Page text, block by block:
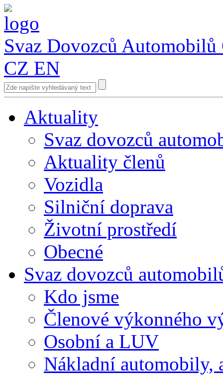
Svaz Dovozců Automobilů
CZ EN
Aktuality
Svaz dovozců
Aktuality členů
Vozidla
Silniční doprava
Životní prostředí
Obecné
Svaz dovozců
Kdo jsme
Členové výkonného
Osobní a LUV
Nákladní automobily,